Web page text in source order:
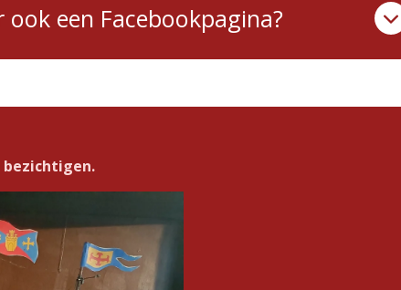
ook een Facebookpagina?
bezichtigen.